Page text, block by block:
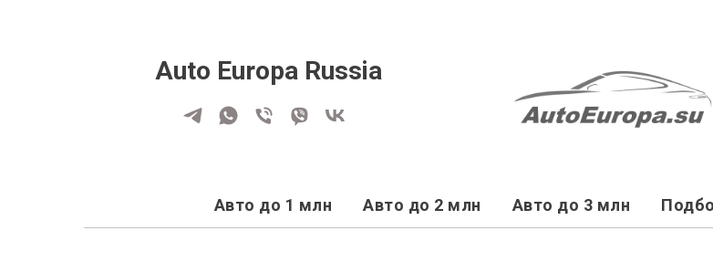
Auto Europa Russia
Авто до 1 млн Авто до 2 млн Авто до 3 млн